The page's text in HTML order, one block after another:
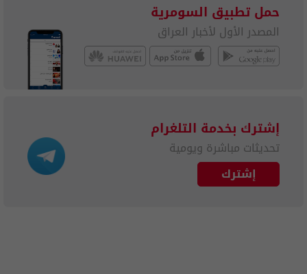
حمل تطبيق السومرية
المصدر الأول لأخبار العراق
إشترك بخدمة التلغرام
تحديثات مباشرة ويومية
إشترك